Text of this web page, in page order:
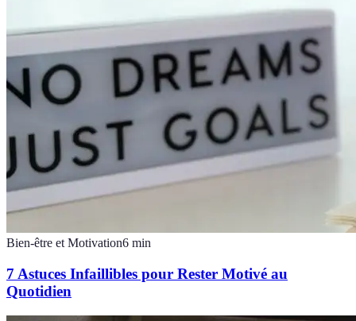
Bien-être et Motivation6 min
7 Astuces Infaillibles pour Rester Motivé au
Quotidien